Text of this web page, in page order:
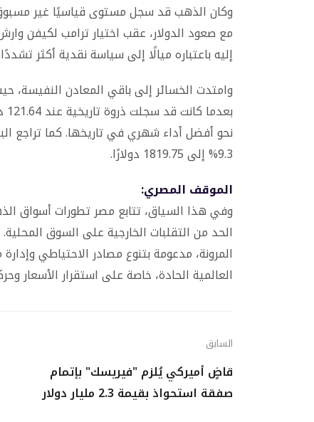
مع صعود الدولار، عقب اختيار ترامب لكيفن
إليه باعتباره ميالًا إلى سياسة نقدية أكثر
9.3% إلى 1819.75 دولارًا.
الموقف المصري:
وفي هذا السياق، تتابع مصر تطورات أسواق
الحد من التقلبات الخارجية على السوق
المرونة، مدعومة بتنوع مصادر الاحتياطي
العالمية الحادة، خاصة على استقرار الأسعار
السابق
قاضٍ أميركي يُلزم "فيريسك" بإتمام
صفقة استحواذ بقيمة 2.3 مليار دولار